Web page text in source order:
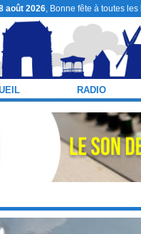
août 2026, Bonne fête à toutes les
RADIO